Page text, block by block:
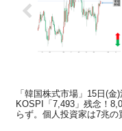
「韓国株式市場」15日(金)
KOSPI「7,493」残念！
らず。個人投資家は7兆の